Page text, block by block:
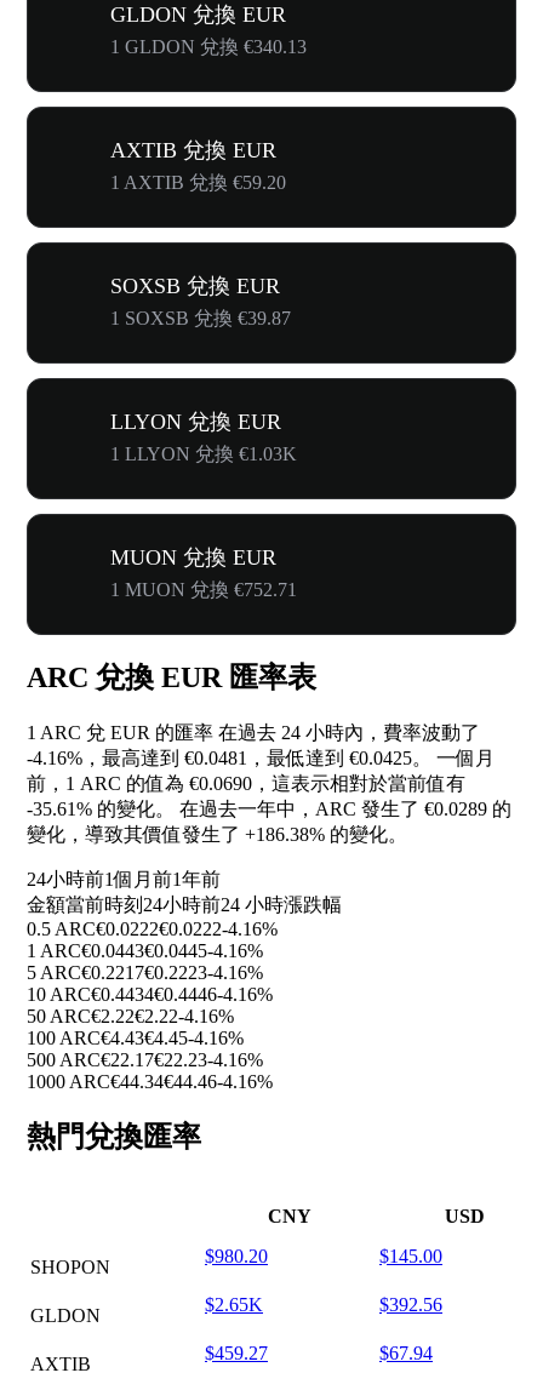
GLDON 兌換 EUR
1 GLDON 兌換 €340.13
AXTIB 兌換 EUR
1 AXTIB 兌換 €59.20
SOXSB 兌換 EUR
1 SOXSB 兌換 €39.87
LLYON 兌換 EUR
1 LLYON 兌換 €1.03K
MUON 兌換 EUR
1 MUON 兌換 €752.71
ARC 兌換 EUR 匯率表
1 ARC 兌 EUR 的匯率 在過去 24 小時內，費率波動了
-4.16% ，最高達到 €0.0481，最低達到 €0.0425。 一個月
前，1 ARC 的值為 €0.0690，這表示相對於當前值有
-35.61% 的變化。 在過去一年中，ARC 發生了 €0.0289 的
變化，導致其價值發生了 +186.38% 的變化。
24小時前1個月前1年前
金額當前時刻 24小時前24 小時漲跌幅
0.5 ARC€0.0222€0.0222-4.16%
1 ARC€0.0443€0.0445-4.16%
5 ARC€0.2217€0.2223-4.16%
10 ARC€0.4434€0.4446-4.16%
50 ARC€2.22€2.22-4.16%
100 ARC€4.43€4.45-4.16%
500 ARC€22.17€22.23-4.16%
1000 ARC€44.34€44.46-4.16%
熱門兌換匯率
CNY USD
SHOPON
$980.20 $145.00
GLDON
$2.65K $392.56
AXTIB
$459.27 $67.94